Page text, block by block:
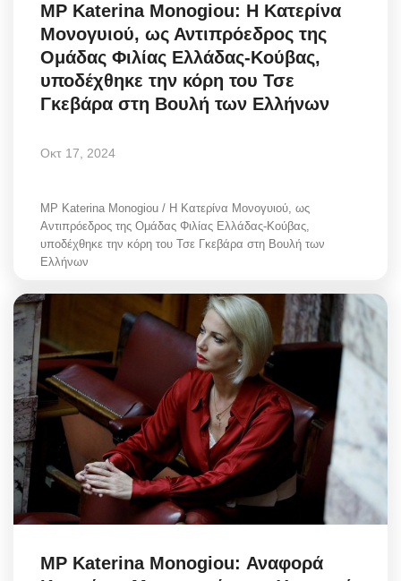
MP Katerina Monogiou: Η Κατερίνα
Μονογυιού, ως Αντιπρόεδρος της
Ομάδας Φιλίας Ελλάδας-Κούβας,
υποδέχθηκε την κόρη του Τσε
Γκεβάρα στη Βουλή των Ελλήνων
Οκτ 17, 2024
MP Katerina Monogiou / Η Κατερίνα Μονογυιού, ως
Αντιπρόεδρος της Ομάδας Φιλίας Ελλάδας-Κούβας,
υποδέχθηκε την κόρη του Τσε Γκεβάρα στη Βουλή των
Ελλήνων
MP Katerina Monogiou: Αναφορά